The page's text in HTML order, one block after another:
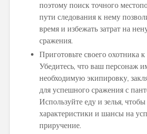
поэтому поиск точного
пути следования к нему
время и избежать затрат на
сражения.
Приготовьте своего охотника к
Убедитесь, что ваш персонаж
необходимую экипировку,
для успешного сражения с
Используйте еду и зелья,
характеристики и шансы на
приручение.